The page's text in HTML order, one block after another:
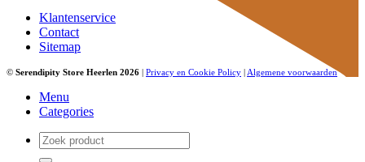
Klantenservice
Contact
Sitemap
© Serendipity Store Heerlen 2026 | Privacy en Cookie Policy | Algemene voorwaarden
Menu
Categories
Zoeken
naar: